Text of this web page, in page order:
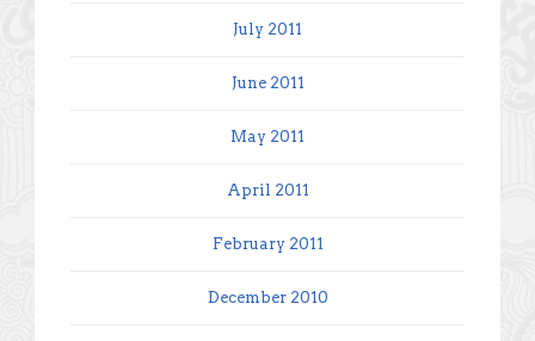
July 2011
June 2011
May 2011
April 2011
February 2011
December 2010